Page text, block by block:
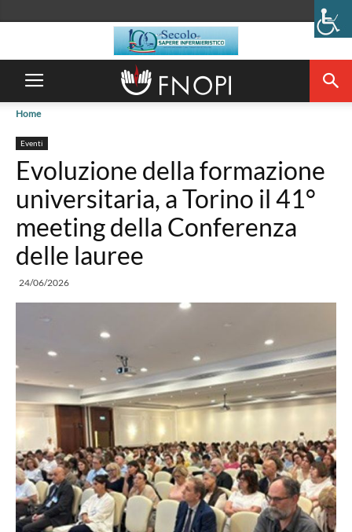
Home
Eventi
Evoluzione della formazione
universitaria, a Torino il 41°
meeting della Conferenza
delle lauree
24/06/2026